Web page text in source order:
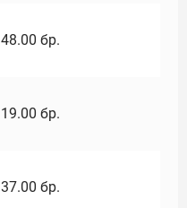
48.00 бр.
19.00 бр.
37.00 бр.